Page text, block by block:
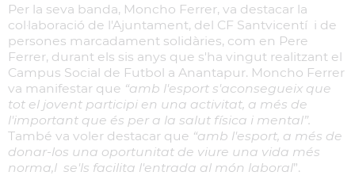
Per la seva banda, Moncho Ferrer, va destacar la
col·laboració de l'Ajuntament, del CF Santvicentí i de
persones marcadament solidàries, com en Pere
Ferrer, durant els sis anys que s'ha vingut realitzant el
Campus Social de Futbol a Anantapur. Moncho Ferrer
va manifestar que “amb l'esport s'aconsegueix que
tot el jovent participi en una activitat, a més de
l'important que és per a la salut física i mental”.
També va voler destacar que “amb l'esport, a més de
donar-los una oportunitat de viure una vida més
norma,l se'ls facilita l'entrada al món laboral”.